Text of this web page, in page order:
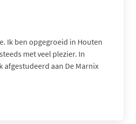
Ik ben opgegroeid in Houten
met veel plezier. In
afgestudeerd aan De Marnix